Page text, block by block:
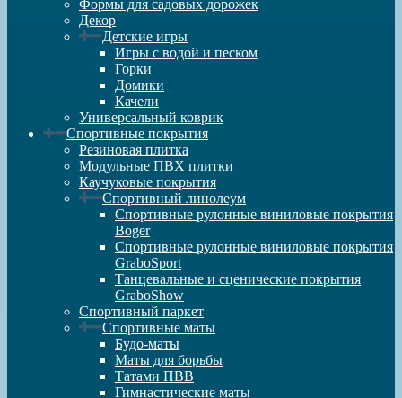
Формы для садовых дорожек
Декор
Детские игры
Игры с водой и песком
Горки
Домики
Качели
Универсальный коврик
Спортивные покрытия
Резиновая плитка
Модульные ПВХ плитки
Каучуковые покрытия
Спортивный линолеум
Спортивные рулонные виниловые покрытия
Boger
Спортивные рулонные виниловые покрытия
GraboSport
Танцевальные и сценические покрытия
GraboShow
Спортивный паркет
Спортивные маты
Будо-маты
Маты для борьбы
Татами ПВВ
Гимнастические маты